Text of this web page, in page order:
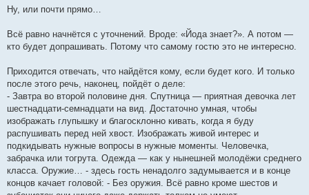
Ну, или почти прямо…
Всё равно начнётся с уточнений. Вроде: «Йода знает?». А потом —
кто будет допрашивать. Потому что самому гостю это не интересно.
Приходится отвечать, что найдётся кому, если будет кого. И только
после этого речь, наконец, пойдёт о деле:
- Завтра во второй половине дня. Спутница — приятная девочка лет
шестнадцати-семнадцати на вид. Достаточно умная, чтобы
изображать глупышку и благосклонно кивать, когда я буду
распушивать перед ней хвост. Изображать живой интерес и
подкидывать нужные вопросы в нужные моменты. Человечка,
забрачка или тогрута. Одежда — как у нынешней молодёжи среднего
класса. Оружие… - здесь гость ненадолго задумывается и в конце
концов качает головой: - Без оружия. Всё равно кроме шестов и